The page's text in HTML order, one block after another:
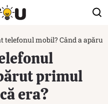
telefonul mobil? Când a
primul
era?